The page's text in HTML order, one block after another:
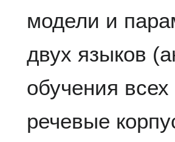
модели и
двух языков
обучения
речевые